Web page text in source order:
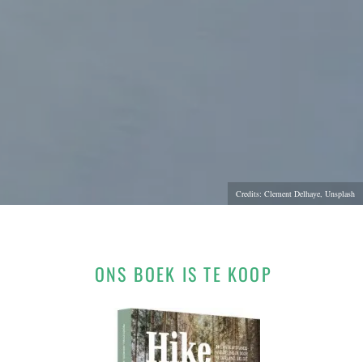
Credits: Clement Delhaye, Unsplash
ONS BOEK IS TE KOOP